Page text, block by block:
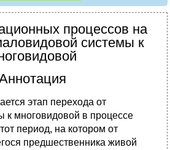
процессов на
системы к
этап перехода от
к многовидовой в процессе
период, на котором от
предшественника живой